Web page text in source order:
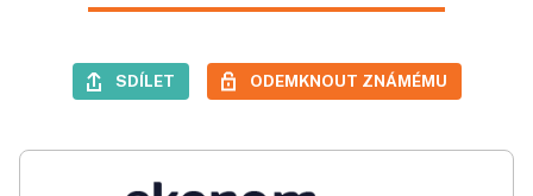
SDÍLET ODEMKNOUT ZNÁMÉMU